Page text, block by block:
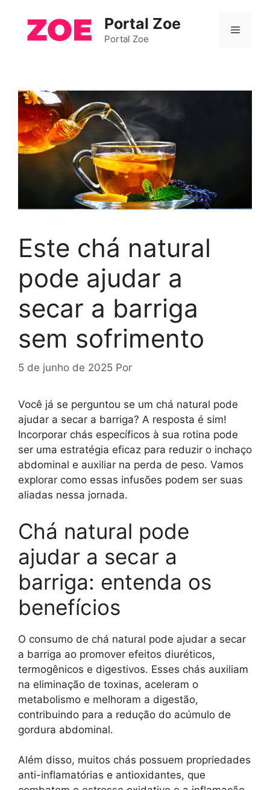
Portal Zoe
Portal Zoe
Menu
Este chá natural
pode ajudar a
secar a barriga
sem sofrimento
5 de junho de 2025 Por
Você já se perguntou se um chá natural pode
ajudar a secar a barriga? A resposta é sim!
Incorporar chás específicos à sua rotina pode
ser uma estratégia eficaz para reduzir o inchaço
abdominal e auxiliar na perda de peso. Vamos
explorar como essas infusões podem ser suas
aliadas nessa jornada.
Chá natural pode
ajudar a secar a
barriga: entenda os
benefícios
O consumo de chá natural pode ajudar a secar
a barriga ao promover efeitos diuréticos,
termogênicos e digestivos. Esses chás auxiliam
na eliminação de toxinas, aceleram o
metabolismo e melhoram a digestão,
contribuindo para a redução do acúmulo de
gordura abdominal.
Além disso, muitos chás possuem propriedades
anti-inflamatórias e antioxidantes, que